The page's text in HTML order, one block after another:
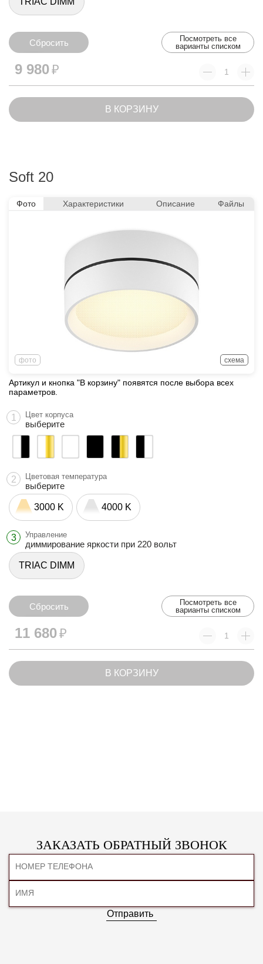
Посмотреть все
варианты списком
Сбросить
9 980₽
В КОРЗИНУ
Soft 20
Фото Характеристики Описание Файлы
фото схема
Артикул и кнопка "В корзину" появятся после выбора всех
параметров.
1 Цвет корпуса
выберите
2 Цветовая температура
выберите
3000 K 4000 K
3 Управление
диммирование яркости при 220 вольт
TRIAC DIMM
Посмотреть все
варианты списком
Сбросить
11 680₽
В КОРЗИНУ
ЗАКАЗАТЬ ОБРАТНЫЙ ЗВОНОК
Отправить